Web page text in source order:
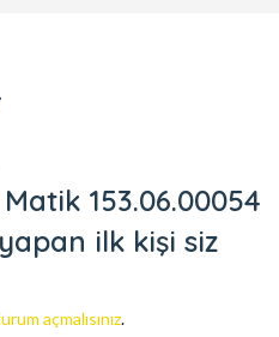
153.06.00054
ilk kişi siz
açmalısınız.